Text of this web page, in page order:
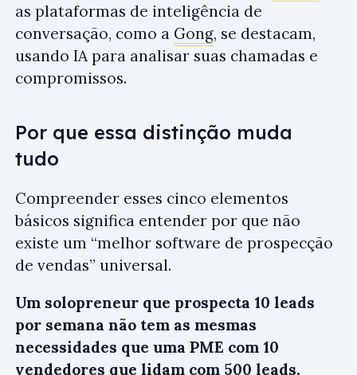
as plataformas de inteligência de
conversação, como a Gong, se destacam,
usando IA para analisar suas chamadas e
compromissos.
Por que essa distinção muda
tudo
Compreender esses cinco elementos
básicos significa entender por que não
existe um “melhor software de prospecção
de vendas” universal.
Um solopreneur que prospecta 10 leads
por semana não tem as mesmas
necessidades que uma PME com 10
vendedores que lidam com 500 leads.